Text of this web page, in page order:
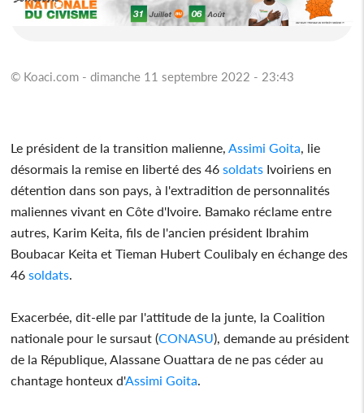
© Koaci.com - dimanche 11 septembre 2022 - 23:43
Le président de la transition malienne,Assimi Goita, lie
désormais la remise en liberté des 46soldats Ivoiriens en
détention dans son pays, à l'extradition de personnalités
maliennes vivant en Côte d'Ivoire. Bamako réclame entre
autres, Karim Keita, fils de l'ancien président Ibrahim
Boubacar Keita et Tieman Hubert Coulibaly en échange des
46soldats.
Exacerbée, dit-elle par l'attitude de la junte, la Coalition
nationale pour le sursaut (CONASU), demande au président
de la République, Alassane Ouattara de ne pas céder au
chantage honteux d'Assimi Goita.